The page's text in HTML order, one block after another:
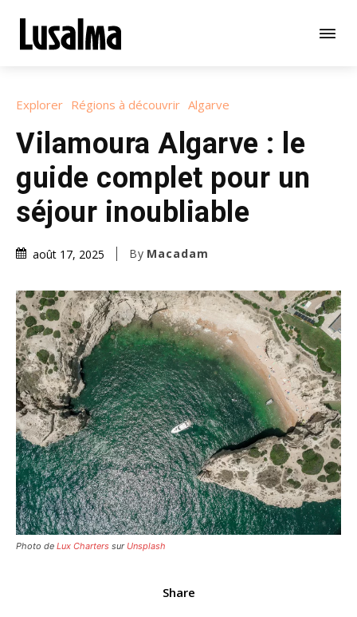
Explorer Régions à découvrir Algarve
Vilamoura Algarve : le
guide complet pour un
séjour inoubliable
août 17, 2025 By Macadam
Photo de Lux Charters sur Unsplash
Share